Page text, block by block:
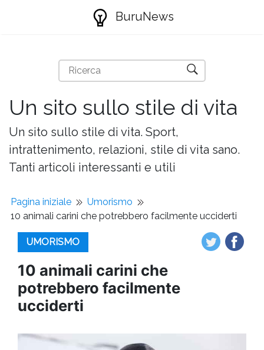
BuruNews
Un sito sullo stile di vita
Un sito sullo stile di vita. Sport,
intrattenimento, relazioni, stile di vita sano.
Tanti articoli interessanti e utili
Pagina iniziale
Umorismo
10 animali carini che potrebbero facilmente ucciderti
UMORISMO
10 animali carini che
potrebbero facilmente
ucciderti